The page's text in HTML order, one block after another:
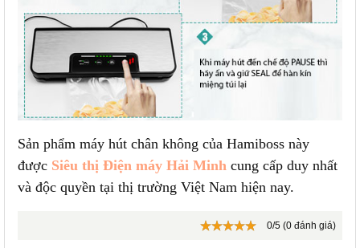
Sản phẩm máy hút chân không của Hamiboss này
được Siêu thị Điện máy Hải Minh cung cấp duy nhất
và độc quyền tại thị trường Việt Nam hiện nay.
0/5 (0 đánh giá)